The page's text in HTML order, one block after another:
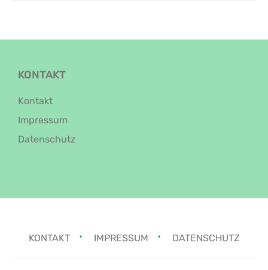
KONTAKT
Kontakt
Impressum
Datenschutz
KONTAKT IMPRESSUM DATENSCHUTZ